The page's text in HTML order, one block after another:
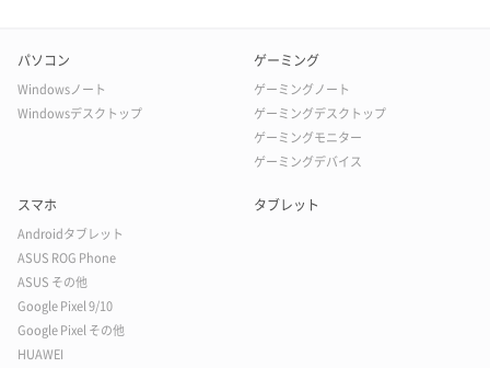
パソコン
Windowsノート
Windowsデスクトップ
ゲーミング
ゲーミングノート
ゲーミングデスクトップ
ゲーミングモニター
ゲーミングデバイス
スマホ
Androidタブレット
ASUS ROG Phone
ASUS その他
Google Pixel 9/10
Google Pixel その他
HUAWEI
タブレット